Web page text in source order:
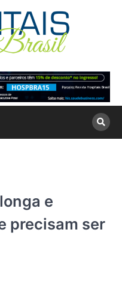
e
precisam ser